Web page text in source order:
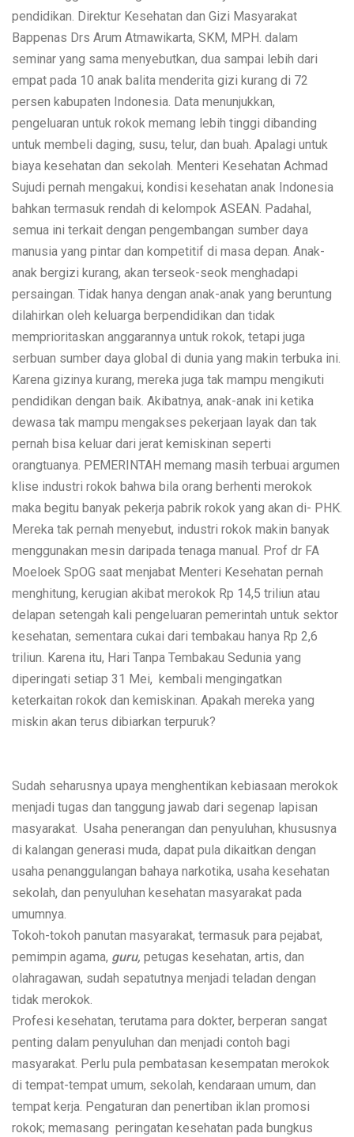
pendidikan. Direktur Kesehatan dan Gizi Masyarakat
Bappenas Drs Arum Atmawikarta, SKM, MPH. dalam
seminar yang sama menyebutkan, dua sampai lebih dari
empat pada 10 anak balita menderita gizi kurang di 72
persen kabupaten Indonesia. Data menunjukkan,
pengeluaran untuk rokok memang lebih tinggi dibanding
untuk membeli daging, susu, telur, dan buah. Apalagi untuk
biaya kesehatan dan sekolah. Menteri Kesehatan Achmad
Sujudi pernah mengakui, kondisi kesehatan anak Indonesia
bahkan termasuk rendah di kelompok ASEAN. Padahal,
semua ini terkait dengan pengembangan sumber daya
manusia yang pintar dan kompetitif di masa depan. Anak-
anak bergizi kurang, akan terseok-seok menghadapi
persaingan. Tidak hanya dengan anak-anak yang beruntung
dilahirkan oleh keluarga berpendidikan dan tidak
memprioritaskan anggarannya untuk rokok, tetapi juga
serbuan sumber daya global di dunia yang makin terbuka ini.
Karena gizinya kurang, mereka juga tak mampu mengikuti
pendidikan dengan baik. Akibatnya, anak-anak ini ketika
dewasa tak mampu mengakses pekerjaan layak dan tak
pernah bisa keluar dari jerat kemiskinan seperti
orangtuanya. PEMERINTAH memang masih terbuai argumen
klise industri rokok bahwa bila orang berhenti merokok
maka begitu banyak pekerja pabrik rokok yang akan di- PHK.
Mereka tak pernah menyebut, industri rokok makin banyak
menggunakan mesin daripada tenaga manual. Prof dr FA
Moeloek SpOG saat menjabat Menteri Kesehatan pernah
menghitung, kerugian akibat merokok Rp 14,5 triliun atau
delapan setengah kali pengeluaran pemerintah untuk sektor
kesehatan, sementara cukai dari tembakau hanya Rp 2,6
triliun. Karena itu, Hari Tanpa Tembakau Sedunia yang
diperingati setiap 31 Mei, kembali mengingatkan
keterkaitan rokok dan kemiskinan. Apakah mereka yang
miskin akan terus dibiarkan terpuruk?
Sudah seharusnya upaya menghentikan kebiasaan merokok
menjadi tugas dan tanggung jawab dari segenap lapisan
masyarakat. Usaha penerangan dan penyuluhan, khususnya
di kalangan generasi muda, dapat pula dikaitkan dengan
usaha penanggulangan bahaya narkotika, usaha kesehatan
sekolah, dan penyuluhan kesehatan masyarakat pada
umumnya.
Tokoh-tokoh panutan masyarakat, termasuk para pejabat,
pemimpin agama, guru, petugas kesehatan, artis, dan
olahragawan, sudah sepatutnya menjadi teladan dengan
tidak merokok.
Profesi kesehatan, terutama para dokter, berperan sangat
penting dalam penyuluhan dan menjadi contoh bagi
masyarakat. Perlu pula pembatasan kesempatan merokok
di tempat-tempat umum, sekolah, kendaraan umum, dan
tempat kerja. Pengaturan dan penertiban iklan promosi
rokok; memasang peringatan kesehatan pada bungkus